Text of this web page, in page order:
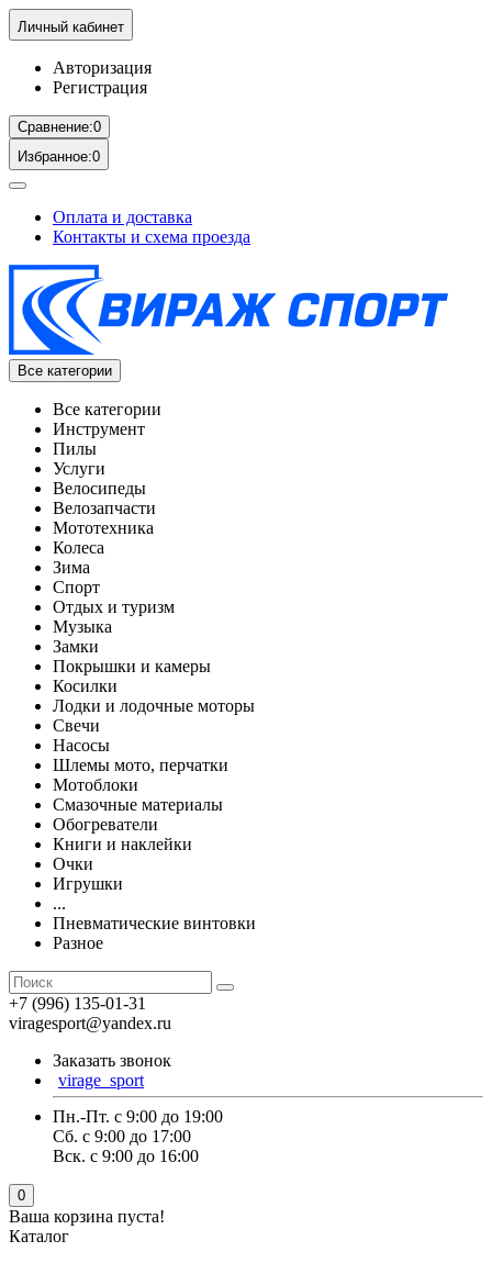
Личный кабинет
Авторизация
Регистрация
Сравнение:0
Избранное:0
Оплата и доставка
Контакты и схема проезда
Все категории
Все категории
Инструмент
Пилы
Услуги
Велосипеды
Велозапчасти
Мототехника
Колеса
Зима
Спорт
Отдых и туризм
Музыка
Замки
Покрышки и камеры
Косилки
Лодки и лодочные моторы
Свечи
Насосы
Шлемы мото, перчатки
Мотоблоки
Смазочные материалы
Обогреватели
Книги и наклейки
Очки
Игрушки
...
Пневматические винтовки
Разное
+7 (996) 135-01-31
viragesport@yandex.ru
Заказать звонок
virage_sport
Пн.-Пт. с 9:00 до 19:00
Сб. с 9:00 до 17:00
Вск. с 9:00 до 16:00
0
Ваша корзина пуста!
Каталог